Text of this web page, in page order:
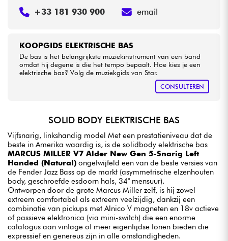
KOOPGIDS ELEKTRISCHE BAS
De bas is het belangrijkste muziekinstrument van een band
omdat hij degene is die het tempo bepaalt. Hoe kies je een
elektrische bas? Volg de muziekgids van Star.
CONSULTEREN
+33 181 930 900 email
SOLID BODY ELEKTRISCHE BAS
Vijfsnarig, linkshandig model Met een prestatieniveau dat de
beste in Amerika waardig is, is de solidbody elektrische bas
MARCUS MILLER V7 Alder New Gen 5-Snarig Left
Handed (Natural) ongetwijfeld een van de beste versies van
de Fender Jazz Bass op de markt (asymmetrische elzenhouten
body, geschroefde esdoorn hals, 34" mensuur).
Ontworpen door de grote Marcus Miller zelf, is hij zowel
extreem comfortabel als extreem veelzijdig, dankzij een
combinatie van pickups met Alnico V magneten en 18v actieve
of passieve elektronica (via mini-switch) die een enorme
catalogus aan vintage of meer eigentijdse tonen bieden die
expressief en genereus zijn in alle omstandigheden.